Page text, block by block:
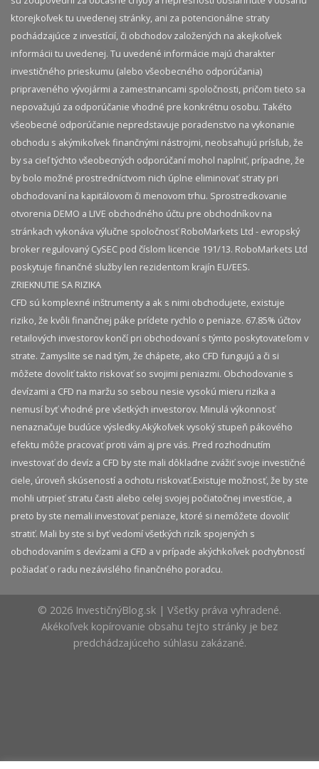
ktorejkoľvek tu uvedenej stránky, ani za potencionálne straty
pochádzajúce z investícií, či obchodov založených na akejkoľvek
informácii tu uvedenej. Tu uvedené informácie majú charakter
investičného prieskumu (alebo všeobecného odporúčania)
pripraveného vývojármi a zamestnancami spoločnosti, pričom tieto sa
nepovažujú za odporúčanie vhodné pre konkrétnu osobu. Takéto
všeobecné odporúčanie nepredstavuje poradenstvo na vykonanie
obchodu s akýmikoľvek finančnými nástrojmi, neobsahujú prísľub, že
by sa cieľ týchto všeobecných odporúčaní mohol naplniť, prípadne, že
by bolo možné prostredníctvom nich úplne eliminovať straty pri
obchodovaní na kapitálovom či menovom trhu. Sprostredkovanie
otvorenia DEMO a LIVE obchodného účtu pre obchodníkov na
stránkach vykonáva výlučne spoločnosť RoboMarkets Ltd - evropský
broker regulovaný CySEC pod číslom licencie 191/13. RoboMarkets Ltd
poskytuje finančné služby len rezidentom krajín EU/EES.
ZRIEKNUTIE SA RIZIKA
CFD sú komplexné inštrumenty a ak s nimi obchodujete, existuje
riziko, že kvôli finančnej páke prídete rychlo o peniaze. 67.85% účtov
retailových investorov končí pri obchodovaní s týmto poskytovateľom v
strate. Zamyslite se nad tým, že chápete, ako CFD fungujú a či si
môžete dovoliť takto riskovať so svojimi peniazmi. Obchodovanie s
devízami a CFD na maržu so sebou nesie vysokú mieru rizika a
nemusí byť vhodné pre všetkých investorov. Minulá výkonnosť
nenaznačuje budúce výsledky.​ Akýkoľvek vysoký stupeň pákového
efektu môže pracovať proti vám aj pre vás. Pred rozhodnutím
investovať do devíz a CFD by ste mali dôkladne zvážiť svoje investičné
ciele, úroveň skúseností a ochotu riskovať.​ Existuje možnosť, že by ste
mohli utrpieť stratu časti alebo celej svojej počiatočnej investície, a
preto by ste nemali investovať peniaze, ktoré si nemôžete dovoliť
stratiť. Mali by ste si byť vedomí všetkých rizík spojených s
obchodovaním s devízami a CFD a v prípade akýchkoľvek pochybností
požiadať o radu nezávislého finančného poradcu.
© 2026 InvestičnýBlog.sk | Všetky práva vyhradené.
Akékoľvek kopírovanie obsahu tejto stránky je bez
predchádzajúceho súhlasu zakázané.